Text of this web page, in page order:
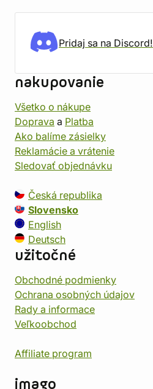
Pridaj sa na Discord!
nakupovanie
Všetko o nákupe
Doprava a Platba
Ako balíme zásielky
Reklamácie a vrátenie
Sledovať objednávku
Česká republika
Slovensko
English
Deutsch
užitočné
Obchodné podmienky
Ochrana osobných údajov
Rady a informace
Veľkoobchod
Affiliate program
imago